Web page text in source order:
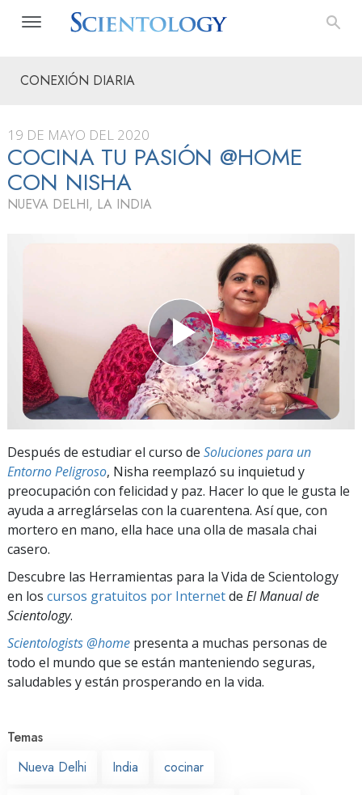
CONEXIÓN DIARIA
19 DE MAYO DEL 2020
COCINA TU PASIÓN @HOME
CON NISHA
NUEVA DELHI, LA INDIA
Después de estudiar el curso de Soluciones para un
Entorno Peligroso, Nisha reemplazó su inquietud y
preocupación con felicidad y paz. Hacer lo que le gusta le
ayuda a arreglárselas con la cuarentena. Así que, con
mortero en mano, ella hace una olla de masala chai
casero.
Descubre las Herramientas para la Vida de Scientology
en los cursos gratuitos por Internetde El Manual de
Scientology.
Scientologists @home presenta a muchas personas de
todo el mundo que se están manteniendo seguras,
saludables y están prosperando en la vida.
Temas
Nueva Delhi
India cocinar